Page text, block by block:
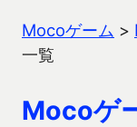
Mocoゲーム >
一覧
Mocoゲ